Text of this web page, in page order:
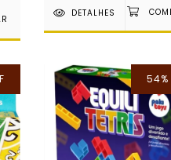
DETALHES
54%